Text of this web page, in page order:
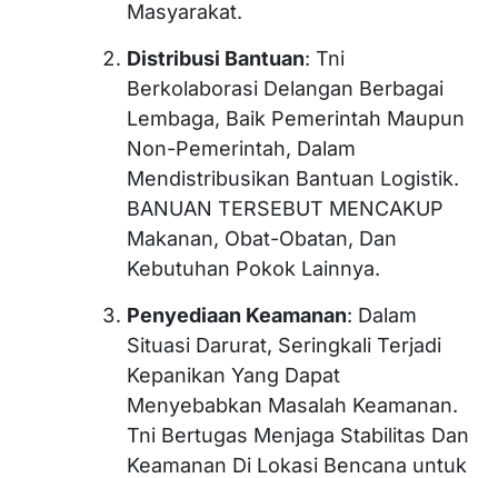
Masyarakat.
Distribusi Bantuan: Tni
Berkolaborasi Delangan Berbagai
Lembaga, Baik Pemerintah Maupun
Non-Pemerintah, Dalam
Mendistribusikan Bantuan Logistik.
BANUAN TERSEBUT MENCAKUP
Makanan, Obat-Obatan, Dan
Kebutuhan Pokok Lainnya.
Penyediaan Keamanan: Dalam
Situasi Darurat, Seringkali Terjadi
Kepanikan Yang Dapat
Menyebabkan Masalah Keamanan.
Tni Bertugas Menjaga Stabilitas Dan
Keamanan Di Lokasi Bencana untuk